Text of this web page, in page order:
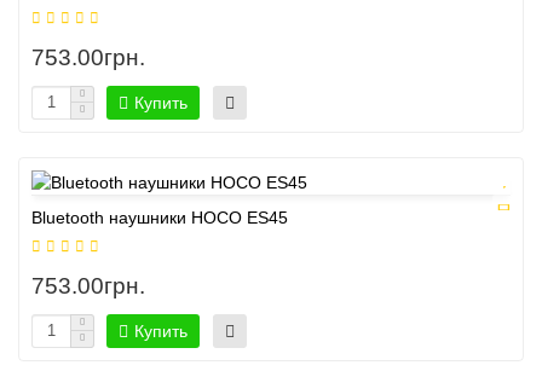
753.00грн.
Купить
Bluetooth наушники HOCO ES45
753.00грн.
Купить